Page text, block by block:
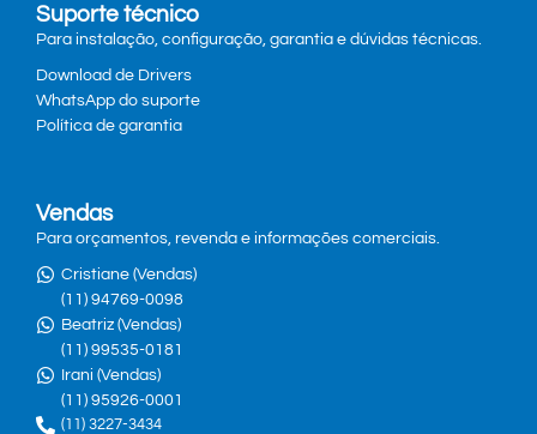
Suporte técnico
Para instalação, configuração, garantia e dúvidas técnicas.
Download de Drivers
WhatsApp do suporte
Política de garantia
Vendas
Para orçamentos, revenda e informações comerciais.
Cristiane (Vendas)
(11) 94769-0098
Beatriz (Vendas)
(11) 99535-0181
Irani (Vendas)
(11) 95926-0001
(11) 3227-3434